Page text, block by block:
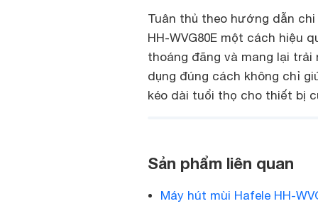
Tuân thủ theo hướng dẫn
HH-WVG80E một cách hiệu
thoáng đãng và mang lại
dụng đúng cách không chỉ
kéo dài tuổi thọ cho thiết bị
Sản phẩm liên quan
Máy hút mùi Hafele HH-